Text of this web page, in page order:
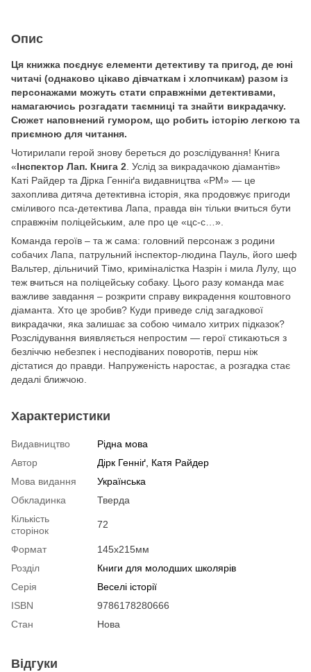
Опис
Ця книжка поєднує елементи детективу та пригод, де юні
читачі (однаково цікаво дівчаткам і хлопчикам) разом із
персонажами можуть стати справжніми детективами,
намагаючись розгадати таємниці та знайти викрадачку.
Сюжет наповнений гумором, що робить історію легкою та
приємною для читання.
Чотирилапи герой знову береться до розслідування! Книга
«Інспектор Лап. Книга 2 . Услід за викрадачкою діамантів»
Каті Райдер та Дірка Генніґа видавництва «РМ» — це
захоплива дитяча детективна історія, яка продовжує пригоди
сміливого пса-детектива Лапа, правда він тільки вчиться бути
справжнім поліцейським, але про це «цс-с…».
Команда героїв – та ж сама: головний персонаж з родини
собачих Лапа, патрульний інспектор-людина Пауль, його шеф
Вальтер, дільничий Тімо, криміналістка Назрін і мила Лулу, що
теж вчиться на поліцейську собаку. Цього разу команда має
важливе завдання – розкрити справу викрадення коштовного
діаманта. Хто це зробив? Куди приведе слід загадкової
викрадачки, яка залишає за собою чимало хитрих підказок?
Розслідування виявляється непростим — герої стикаються з
безліччю небезпек і несподіваних поворотів, перш ніж
дістатися до правди. Напруженість наростає, а розгадка стає
дедалі ближчою.
Характеристики
Видавництво
Рідна мова
Автор
Дірк Генніґ, Катя Райдер
Мова видання
Українська
Обкладинка
Тверда
Кількість
сторінок
72
Формат
145x215мм
Розділ
Книги для молодших школярів
Серія
Веселі історії
ISBN
9786178280666
Стан
Нова
Відгуки